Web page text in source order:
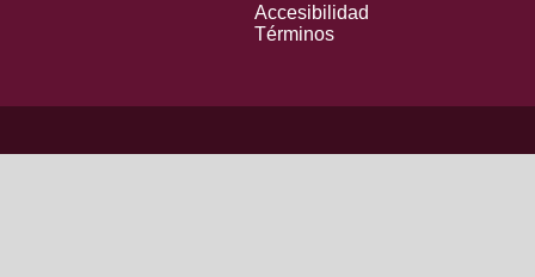
Accesibilidad
Términos